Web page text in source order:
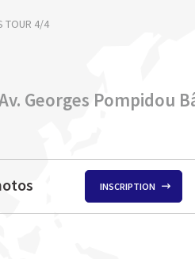
TOUR 4/4
Georges Pompidou
INSCRIPTION